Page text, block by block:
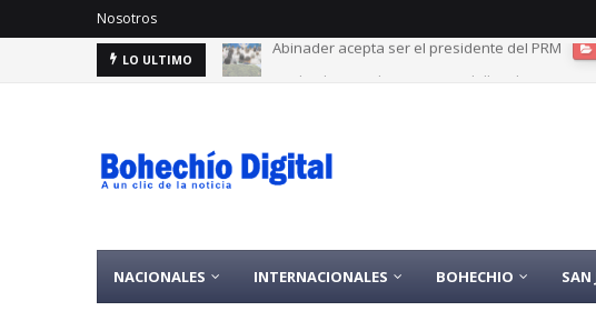
Nosotros
LO ULTIMO Por lo alto: RD alcanza 30 medallas de oro en
NACIONALES INTERNACIONALES BOHECHIO SAN